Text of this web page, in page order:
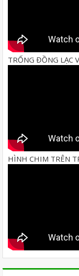
TRỐNG ĐỒNG LẠC
HÌNH CHIM TRÊN